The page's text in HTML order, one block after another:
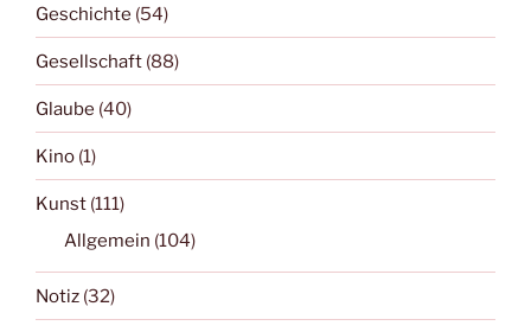
Geschichte (54)
Gesellschaft (88)
Glaube (40)
Kino (1)
Kunst (111)
Allgemein (104)
Notiz (32)